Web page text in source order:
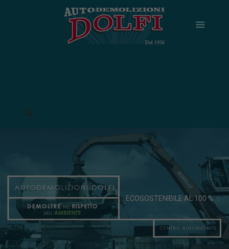
ECOSOSTENIBILE AL 100 %